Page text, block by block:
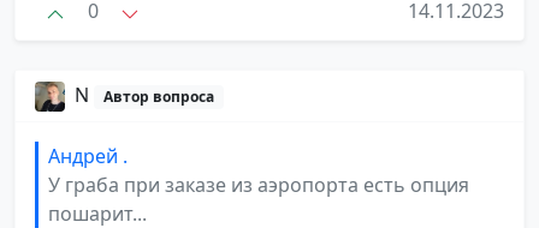
0 14.11.2023
N Автор вопроса
Андрей .
У граба при заказе из аэропорта есть опция
пошарит...